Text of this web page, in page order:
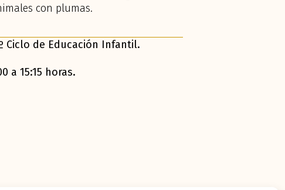
con plumas.
Ciclo de Educación Infantil.
a 15:15 horas.